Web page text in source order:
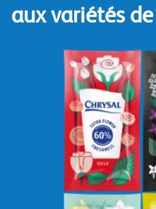
aux variétés